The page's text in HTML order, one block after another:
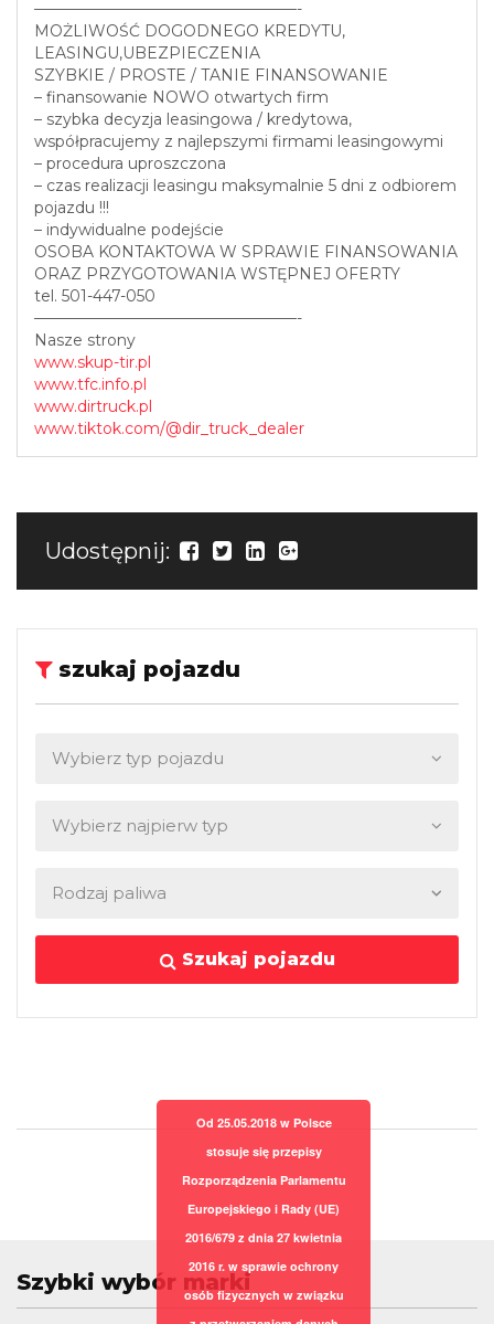
—————————————————-
MOŻLIWOŚĆ DOGODNEGO KREDYTU,
LEASINGU,UBEZPIECZENIA
SZYBKIE / PROSTE / TANIE FINANSOWANIE
– finansowanie NOWO otwartych firm
– szybka decyzja leasingowa / kredytowa,
współpracujemy z najlepszymi firmami leasingowymi
– procedura uproszczona
– czas realizacji leasingu maksymalnie 5 dni z odbiorem
pojazdu !!!
– indywidualne podejście
OSOBA KONTAKTOWA W SPRAWIE FINANSOWANIA
ORAZ PRZYGOTOWANIA WSTĘPNEJ OFERTY
tel. 501-447-050
—————————————————-
Nasze strony
www.skup-tir.pl
www.tfc.info.pl
www.dirtruck.pl
www.tiktok.com/@dir_truck_dealer
Udostępnij:
szukaj pojazdu
Szukaj pojazdu
Szybki wybór marki
Od 25.05.2018 w Polsce
stosuje się przepisy
Rozporządzenia Parlamentu
Europejskiego i Rady (UE)
2016/679 z dnia 27 kwietnia
2016 r. w sprawie ochrony
osób fizycznych w związku